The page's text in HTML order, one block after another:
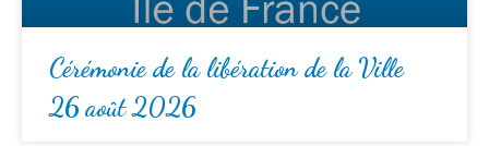
Cérémonie de la libération de la Ville
26 août 2026